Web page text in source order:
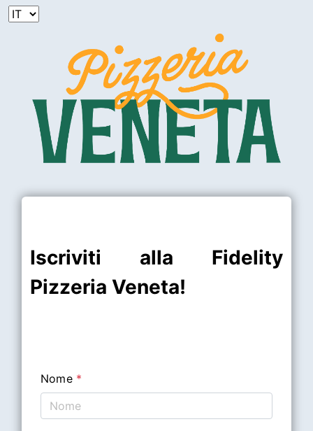
Iscriviti alla Fidelity
Pizzeria Veneta!
Nome *